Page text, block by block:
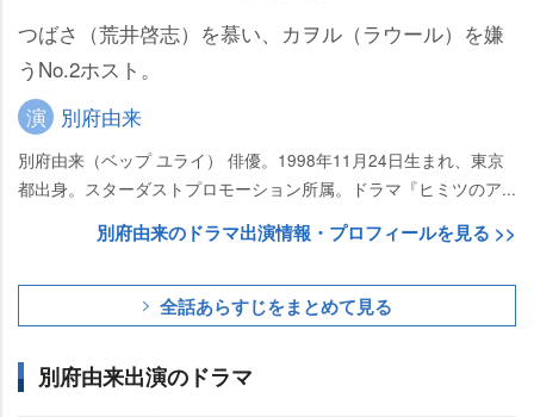
つばさ（荒井啓志）を慕い、カヲル（ラウール）を嫌
うNo.2ホスト。
演 別府由来
別府由来（ベップ ユライ） 俳優。1998年11月24日生まれ、東京
都出身。スターダストプロモーション所属。ドラマ『ヒミツのア...
別府由来のドラマ出演情報・プロフィールを見る >>
全話あらすじをまとめて見る
別府由来出演のドラマ